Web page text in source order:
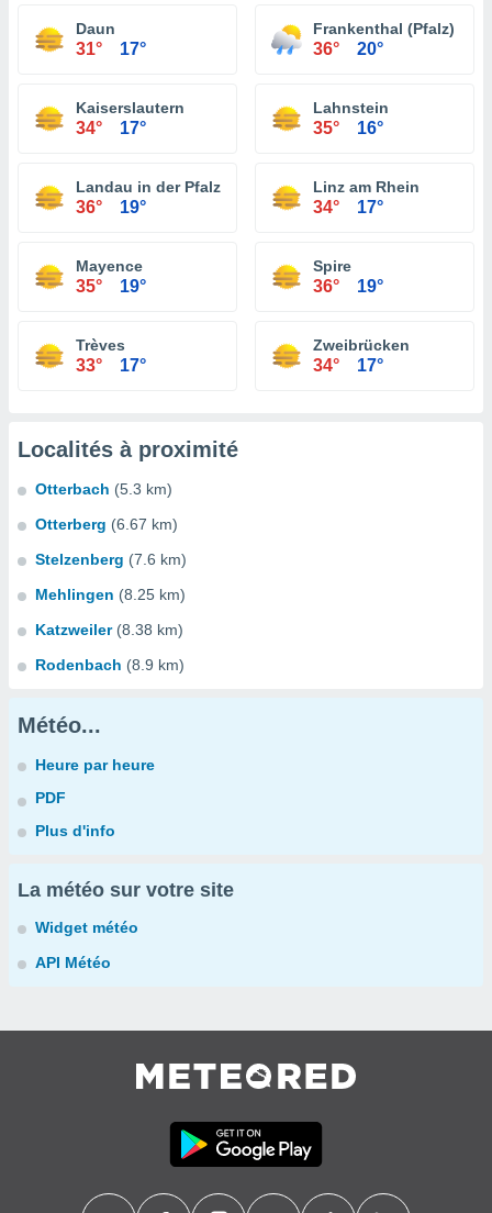
Daun
31° 17°
Frankenthal (Pfalz)
36° 20°
Kaiserslautern
34° 17°
Lahnstein
35° 16°
Landau in der Pfalz
36° 19°
Linz am Rhein
34° 17°
Mayence
35° 19°
Spire
36° 19°
Trèves
33° 17°
Zweibrücken
34° 17°
Localités à proximité
Otterbach (5.3 km)
Otterberg (6.67 km)
Stelzenberg (7.6 km)
Mehlingen (8.25 km)
Katzweiler (8.38 km)
Rodenbach (8.9 km)
Météo...
Heure par heure
PDF
Plus d'info
La météo sur votre site
Widget météo
API Météo